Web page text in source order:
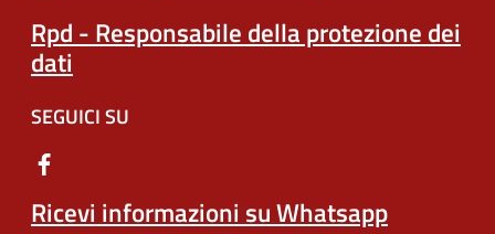
Rpd - Responsabile della protezione dei
dati
SEGUICI SU
Ricevi informazioni su Whatsapp